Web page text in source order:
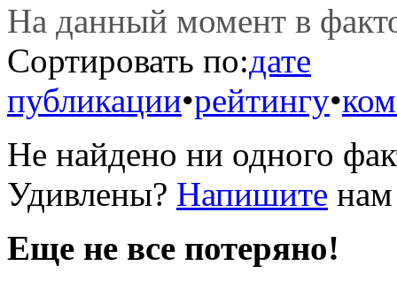
На данный момент в
Сортировать по:дате
публикации•рейтингу•
Не найдено ни одного
Удивлены? Напишите
Еще не все потеряно!